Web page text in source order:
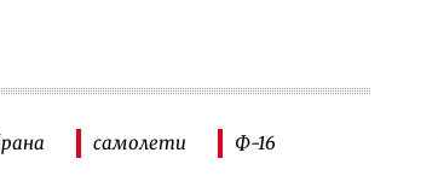
самолети Ф-16